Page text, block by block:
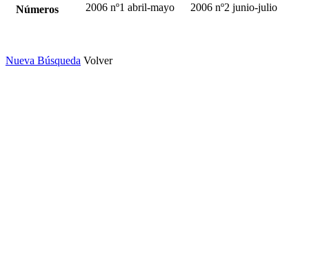
Números 2006 nº1 abril-mayo 2006 nº2 junio-julio
Nueva Búsqueda Volver